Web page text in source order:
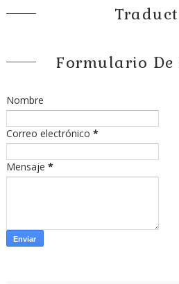
Formulario De
Nombre
Correo electrónico *
Mensaje *